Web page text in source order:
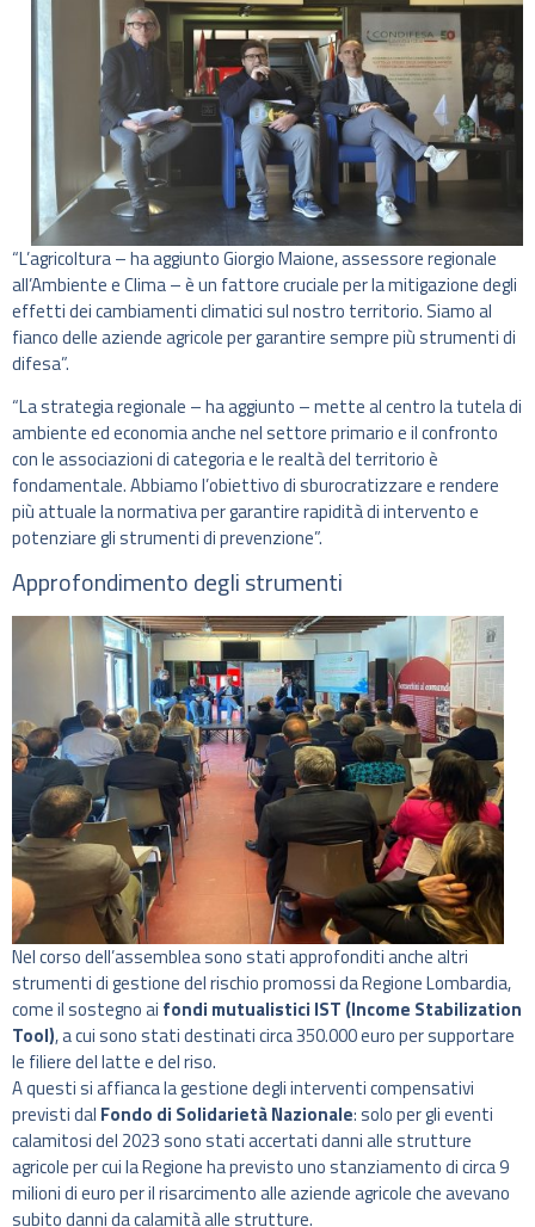
“L’agricoltura – ha aggiunto Giorgio Maione, assessore regionale
all’Ambiente e Clima – è un fattore cruciale per la mitigazione degli
effetti dei cambiamenti climatici sul nostro territorio. Siamo al
fianco delle aziende agricole per garantire sempre più strumenti di
difesa”.
“La strategia regionale – ha aggiunto – mette al centro la tutela di
ambiente ed economia anche nel settore primario e il confronto
con le associazioni di categoria e le realtà del territorio è
fondamentale. Abbiamo l’obiettivo di sburocratizzare e rendere
più attuale la normativa per garantire rapidità di intervento e
potenziare gli strumenti di prevenzione”.
Approfondimento degli strumenti
Nel corso dell’assemblea sono stati approfonditi anche altri
strumenti di gestione del rischio promossi da Regione Lombardia,
come il sostegno ai fondi mutualistici IST (Income Stabilization
Tool), a cui sono stati destinati circa 350.000 euro per supportare
le filiere del latte e del riso.
A questi si affianca la gestione degli interventi compensativi
previsti dal Fondo di Solidarietà Nazionale: solo per gli eventi
calamitosi del 2023 sono stati accertati danni alle strutture
agricole per cui la Regione ha previsto uno stanziamento di circa 9
milioni di euro per il risarcimento alle aziende agricole che avevano
subito danni da calamità alle strutture.